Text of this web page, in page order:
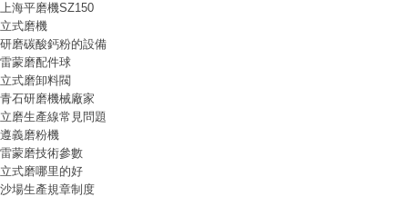
上海平磨機SZ150
立式磨機
研磨碳酸鈣粉的設備
雷蒙磨配件球
立式磨卸料閥
青石研磨機械廠家
立磨生產線常見問題
遵義磨粉機
雷蒙磨技術參數
立式磨哪里的好
沙場生產規章制度